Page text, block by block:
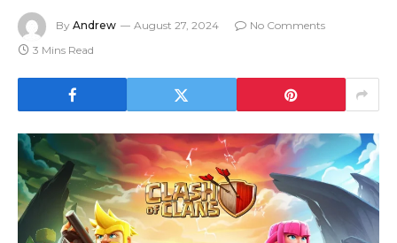
By Andrew August 27, 2024
No Comments
3 Mins Read